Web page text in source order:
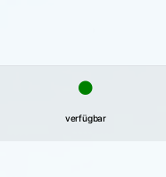
verfügbar